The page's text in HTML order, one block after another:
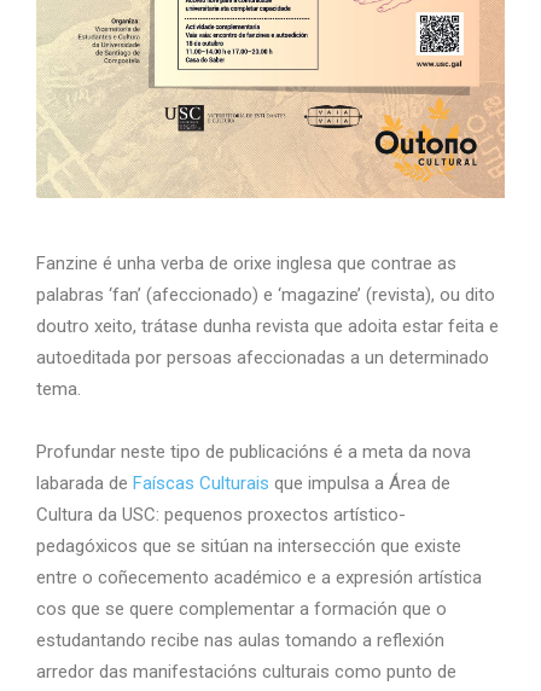
Fanzine é unha verba de orixe inglesa que contrae as
palabras ‘fan’ (afeccionado) e ‘magazine’ (revista), ou dito
doutro xeito, trátase dunha revista que adoita estar feita e
autoeditada por persoas afeccionadas a un determinado
tema.
Profundar neste tipo de publicacións é a meta da nova
labarada de Faíscas Culturais que impulsa a Área de
Cultura da USC: pequenos proxectos artístico-
pedagóxicos que se sitúan na intersección que existe
entre o coñecemento académico e a expresión artística
cos que se quere complementar a formación que o
estudantando recibe nas aulas tomando a reflexión
arredor das manifestacións culturais como punto de